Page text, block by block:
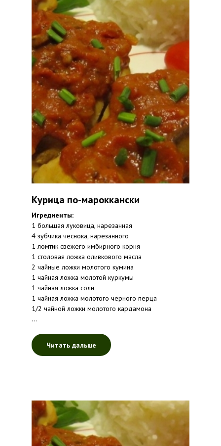
Курица по-мароккански
Игредиенты:
1 большая луковица, нарезанная
4 зубчика чеснока, нарезанного
1 ломтик свежего имбирного корня
1 столовая ложка оливкового масла
2 чайные ложки молотого кумина
1 чайная ложка молотой куркумы
1 чайная ложка соли
1 чайная ложка молотого черного перца
1/2 чайной ложки молотого кардамона
...
Читать дальше